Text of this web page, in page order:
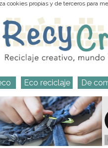
cookies propias y de terceros para
Eco reciclaje De